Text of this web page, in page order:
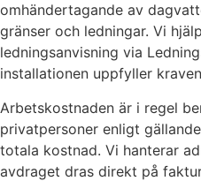
omhändertagande av
gränser och ledningar. Vi
ledningsanvisning via
installationen uppfyller
Arbetskostnaden är i regel
privatpersoner enligt
totala kostnad. Vi hanterar
avdraget dras direkt på